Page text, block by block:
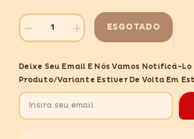
Diminuir
quantidade
ASSORTED
SOUR
Aumentar
quantidade
ASSORTED
SOUR
ESGOTADO
Deixe Seu Email E Nós Vamos Notificá-Lo
Produto/variante Estiver De Volta Em